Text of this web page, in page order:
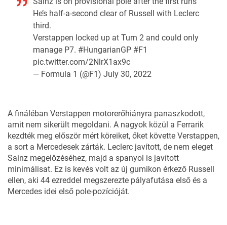
He’s half-a-second clear of Russell with Leclerc
third.
Verstappen locked up at Turn 2 and could only
manage P7. #HungarianGP #F1
pic.twitter.com/2NlrX1ax9c
— Formula 1 (@F1) July 30, 2022
A fináléban Verstappen motorerőhiányra panaszkodott,
amit nem sikerült megoldani. A nagyok közül a Ferrarik
kezdték meg először mért köreiket, őket követte Verstappen,
a sort a Mercedesek zárták. Leclerc javított, de nem eleget
Sainz megelőzéséhez, majd a spanyol is javított
minimálisat. Ez is kevés volt az új gumikon érkező Russell
ellen, aki 44 ezreddel megszerezte pályafutása első és a
Mercedes idei első pole-pozícióját.